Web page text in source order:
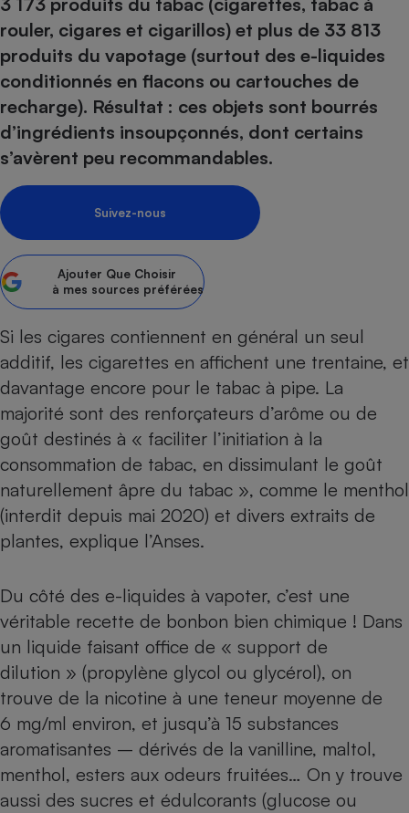
rouler, cigares et cigarillos) et plus de 33 813
produits du vapotage (surtout des e-liquides
conditionnés en flacons ou cartouches de
recharge). Résultat : ces objets sont bourrés
d’ingrédients insoupçonnés, dont certains
s’avèrent peu recommandables.
Suivez-nous
Ajouter Que Choisir
à mes sources préférées
Si les cigares contiennent en général un seul
additif, les cigarettes en affichent une trentaine, et
davantage encore pour le tabac à pipe. La
majorité sont des renforçateurs d’arôme ou de
goût destinés à « faciliter l’initiation à la
consommation de tabac, en dissimulant le goût
naturellement âpre du tabac », comme le menthol
(interdit depuis mai 2020) et divers extraits de
plantes, explique l’Anses.
Du côté des e-liquides à vapoter, c’est une
véritable recette de bonbon bien chimique ! Dans
un liquide faisant office de « support de
dilution » (propylène glycol ou glycérol), on
trouve de la nicotine à une teneur moyenne de
6 mg/ml environ, et jusqu’à 15 substances
aromatisantes – dérivés de la vanilline, maltol,
menthol, esters aux odeurs fruitées… On y trouve
aussi des sucres et édulcorants (glucose ou
Sécurité - Hygiène
Complément
alimentaire
bouteille
Assurance
Banque - Crédit
Epargne - Fiscalité
Assurance emprunteur
Banque
Circulation routière
Contrôle technique -
Pièce détachée
Moto
Comparateur auto
Supermarché - Drive
Comparatif
Comparatif plaque à
Comparatif hotte
Comparatif climatiseur
Comparatif aspirateur
Comparatif centrale
Gros électroménager
Petit électroménager -
Lave-linge
Comparatif casque audio
Comparatif barre de son
Comparatif imprimante
Comparatif ordinateur
Comparatif ultrabook
Informatique
Internet
Téléphonie
Téléviseur
Crédit immobilier
Comparatif tondeuse
Comparatif poêle à
Comparatif radiateur
Aménagement
Sécurité domestique
Radiateur électrique
Hygiène - Beauté
Maladie - Médecine -
Mutuelle
Antimoustique
Maison de retraite
Choisir son fioul
Choisir son pellet
Comparateur assurance emprunteur
Energie Moins Chère Ensemble
Tous les comparateurs
Toutes les cartes interactives
Speedtest - Testez le débit de votre